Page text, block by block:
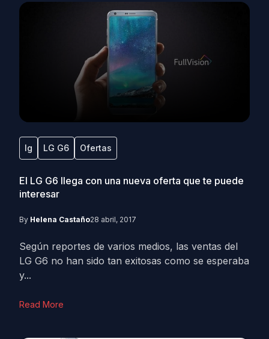
lg LG G6 Ofertas
El LG G6 llega con una nueva oferta que te puede
interesar
By Helena Castaño28 abril, 2017
Según reportes de varios medios, las ventas del
LG G6 no han sido tan exitosas como se esperaba
y...
Read More